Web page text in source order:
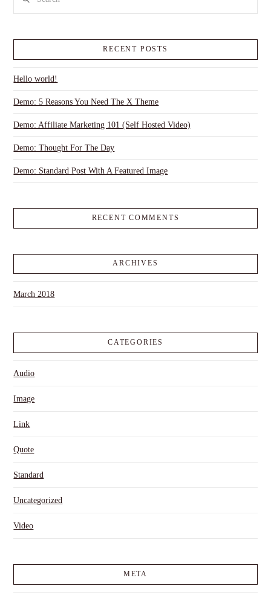
RECENT POSTS
Hello world!
Demo: 5 Reasons You Need The X Theme
Demo: Affiliate Marketing 101 (Self Hosted Video)
Demo: Thought For The Day
Demo: Standard Post With A Featured Image
RECENT COMMENTS
ARCHIVES
March 2018
CATEGORIES
Audio
Image
Link
Quote
Standard
Uncategorized
Video
META